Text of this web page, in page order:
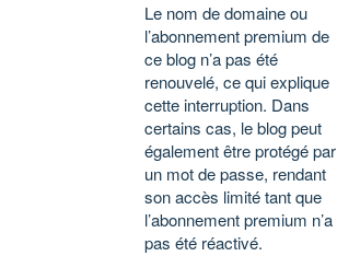
Le nom de domaine ou
l’abonnement premium de
ce blog n’a pas été
renouvelé, ce qui explique
cette interruption. Dans
certains cas, le blog peut
également être protégé par
un mot de passe, rendant
son accès limité tant que
l’abonnement premium n’a
pas été réactivé.